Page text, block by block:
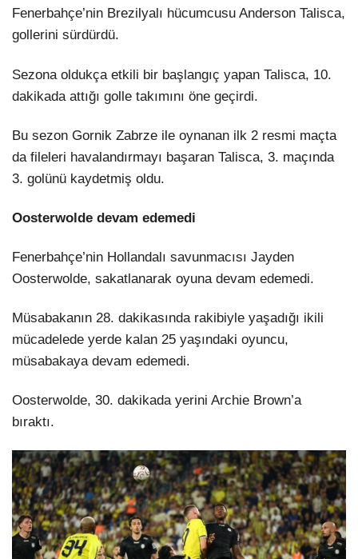
Fenerbahçe’nin Brezilyalı hücumcusu Anderson Talisca,
gollerini sürdürdü.
Sezona oldukça etkili bir başlangıç yapan Talisca, 10.
dakikada attığı golle takımını öne geçirdi.
Bu sezon Gornik Zabrze ile oynanan ilk 2 resmi maçta
da fileleri havalandırmayı başaran Talisca, 3. maçında
3. golünü kaydetmiş oldu.
Oosterwolde devam edemedi
Fenerbahçe’nin Hollandalı savunmacısı Jayden
Oosterwolde, sakatlanarak oyuna devam edemedi.
Müsabakanın 28. dakikasında rakibiyle yaşadığı ikili
mücadelede yerde kalan 25 yaşındaki oyuncu,
müsabakaya devam edemedi.
Oosterwolde, 30. dakikada yerini Archie Brown’a
bıraktı.